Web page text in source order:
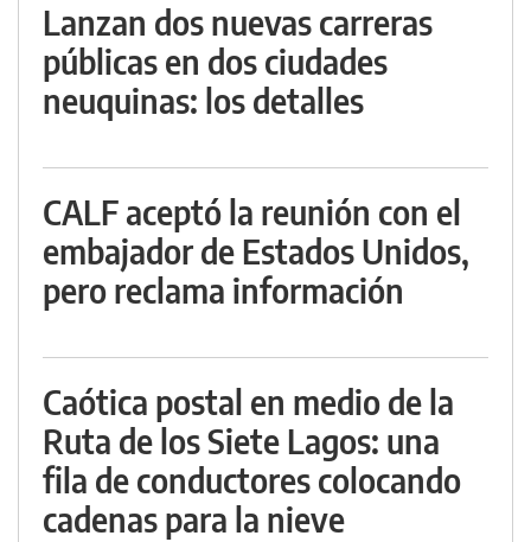
Lanzan dos nuevas carreras
públicas en dos ciudades
neuquinas: los detalles
CALF aceptó la reunión con el
embajador de Estados Unidos,
pero reclama información
Caótica postal en medio de la
Ruta de los Siete Lagos: una
fila de conductores colocando
cadenas para la nieve